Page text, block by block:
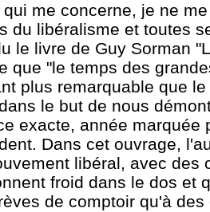
qui me concerne, je ne
du libéralisme et toutes
le livre de Guy Sorman
que "le temps des
plus remarquable que
le but de nous
exacte, année marquée
Dans cet ouvrage,
libéral, avec des
froid dans le dos et
de comptoir qu'à